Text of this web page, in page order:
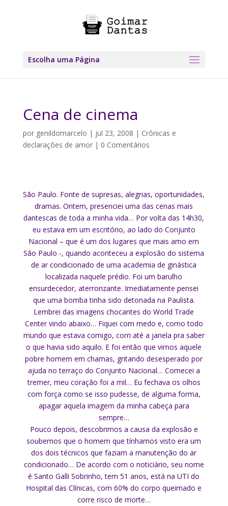
Escolha uma Página
Cena de cinema
por genildomarcelo | jul 23, 2008 | Crônicas e
declarações de amor| 0 Comentários
São Paulo. Fonte de supresas, alegrias, oportunidades,
dramas. Ontem, presenciei uma das cenas mais
dantescas de toda a minha vida… Por volta das 14h30,
eu estava em um escritório, ao lado do Conjunto
Nacional – que é um dos lugares que mais amo em
São Paulo -, quando aconteceu a explosão do sistema
de ar condicionado de uma academia de ginástica
localizada naquele prédio. Foi um barulho
ensurdecedor, aterrorizante. Imediatamente pensei
que uma bomba tinha sido detonada na Paulista.
Lembrei das imagens chocantes do World Trade
Center vindo abaixo… Fiquei com medo e, como todo
mundo que estava comigo, corri até a janela pra saber
o que havia sido aquilo. E foi então que vimos aquele
pobre homem em chamas, gritando desesperado por
ajuda no terraço do Conjunto Nacional… Comecei a
tremer, meu coração foi a mil… Eu fechava os olhos
com força como se isso pudesse, de alguma forma,
apagar aquela imagem da minha cabeça para
sempre…
Pouco depois, descobrimos a causa da explosão e
soubemos que o homem que tínhamos visto era um
dos dois técnicos que faziam a manutenção do ar
condicionado… De acordo com o noticiário, seu nome
é Santo Galli Sobrinho, tem 51 anos, está na UTI do
Hospital das Clínicas, com 60% do corpo queimado e
corre risco de morte…